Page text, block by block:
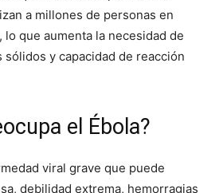
a millones de personas en
que aumenta la necesidad de
y capacidad de reacción
el Ébola?
viral grave que puede
debilidad extrema, hemorragias